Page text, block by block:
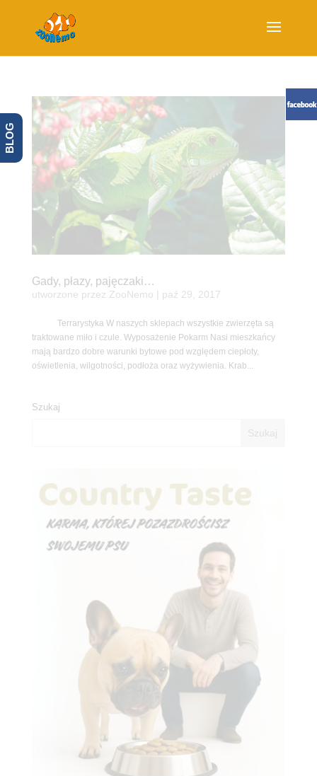
Gady, płazy, pajęczaki…
utworzone przez ZooNemo paź 29, 2017
Terrarystyka W naszych sklepach wszystkie zwierzęta są
traktowane miło i czule. Wyposażenie Pokarm Nasi mieszkańcy
mają bardzo dobre warunki bytowe pod względem ciepłoty,
oświetlenia, wilgotności, podłoża oraz wyżywienia. Krab...
Szukaj
BLOG